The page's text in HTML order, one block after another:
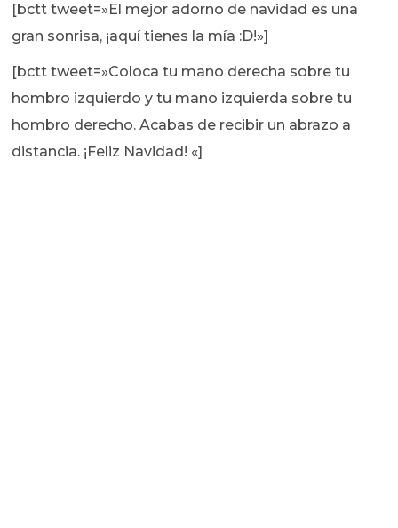
[bctt tweet=»El mejor adorno de navidad es una
gran sonrisa, ¡aquí tienes la mía :D!»]
[bctt tweet=»Coloca tu mano derecha sobre tu
hombro izquierdo y tu mano izquierda sobre tu
hombro derecho. Acabas de recibir un abrazo a
distancia. ¡Feliz Navidad! «]